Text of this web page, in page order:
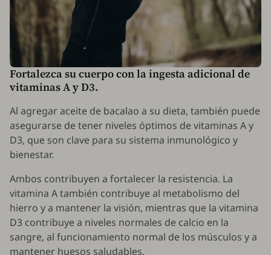
Fortalezca su cuerpo con la ingesta adicional de
vitaminas A y D3.
Al agregar aceite de bacalao a su dieta, también puede
asegurarse de tener niveles óptimos de vitaminas A y
D3, que son clave para su sistema inmunológico y
bienestar.
Ambos contribuyen a fortalecer la resistencia. La
vitamina A también contribuye al metabolismo del
hierro y a mantener la visión, mientras que la vitamina
D3 contribuye a niveles normales de calcio en la
sangre, al funcionamiento normal de los músculos y a
mantener huesos saludables.